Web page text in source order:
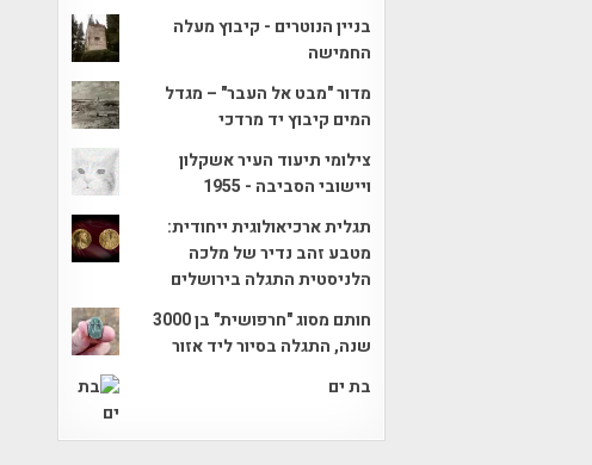
בניין הנוטרים - קיבוץ מעלה
החמישה
מדור "מבט אל העבר" – מגדל
המים קיבוץ יד מרדכי
צילומי תיעוד העיר אשקלון
ויישובי הסביבה - 1955
תגלית ארכיאולוגית ייחודית:
מטבע זהב נדיר של מלכה
הלניסטית התגלה בירושלים
חותם מסוג "חרפושית" בן 3000
שנה, התגלה בסיור ליד אזור
בת ים